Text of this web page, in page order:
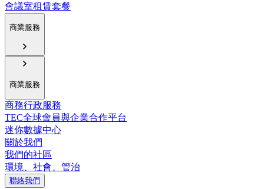
會議室租賃套餐
商業服務
商業服務
商務行政服務
TEC全球會員與企業合作平台
迷你數據中心
關於我們
我們的社區
環境、社會、管治
聯絡我們